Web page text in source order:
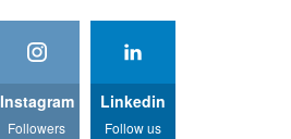
Instagram
Followers
Linkedin
Follow us